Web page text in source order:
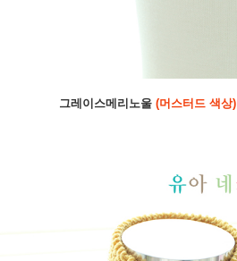
그레이스메리노울 (머스터드 색상)